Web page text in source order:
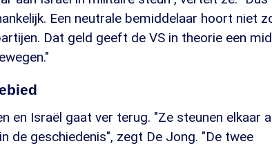
Een neutrale bemiddelaar hoort niet
Dat geld geeft de VS in theorie een
en Israël gaat ver terug. "Ze steunen elkaar
de geschiedenis", zegt De Jong. "De twee